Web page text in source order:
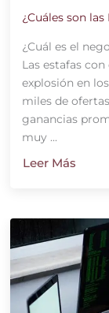
¿Cuáles son
¿Cuál es el
Las estafas
explosión en
miles de
ganancias
muy ...
Leer Más